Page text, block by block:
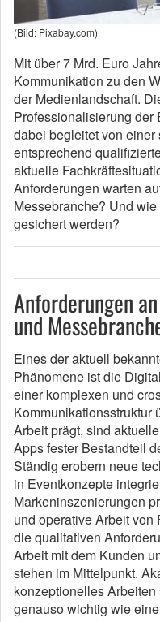
(Bild: Pixabay.com)
Mit über 7 Mrd. Euro
Kommunikation zu den
der Medienlandschaft.
Professionalisierung der
dabei begleitet von
entsprechend
aktuelle
Anforderungen warten
Messebranche? Und
gesichert werden?
Anforderungen
und
Eines der aktuell
Phänomene ist die
einer komplexen und
Kommunikationsstruktur
Arbeit prägt, sind
Apps fester Bestandteil
Ständig erobern neue
in Eventkonzepte
Markeninszenierungen
und operative Arbeit von
die qualitativen
Arbeit mit dem Kunden
stehen im Mittelpunkt.
konzeptionelles
genauso wichtig wie